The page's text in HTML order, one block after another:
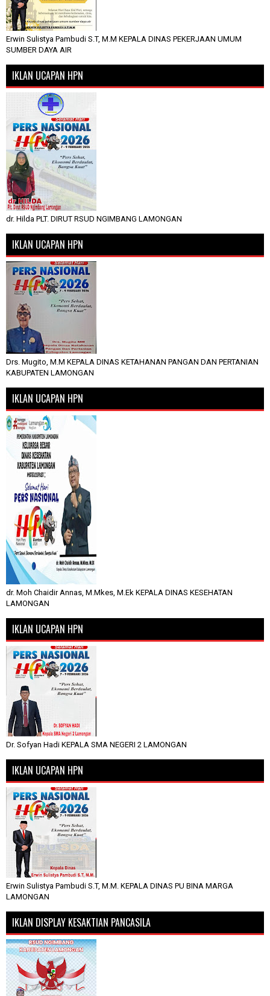
Erwin Sulistya Pambudi S.T, M.M KEPALA DINAS PEKERJAAN UMUM
SUMBER DAYA AIR
IKLAN UCAPAN HPN
dr. Hilda PLT. DIRUT RSUD NGIMBANG LAMONGAN
IKLAN UCAPAN HPN
Drs. Mugito, M.M KEPALA DINAS KETAHANAN PANGAN DAN PERTANIAN
KABUPATEN LAMONGAN
IKLAN UCAPAN HPN
dr. Moh Chaidir Annas, M.Mkes, M.Ek KEPALA DINAS KESEHATAN
LAMONGAN
IKLAN UCAPAN HPN
Dr. Sofyan Hadi KEPALA SMA NEGERI 2 LAMONGAN
IKLAN UCAPAN HPN
Erwin Sulistya Pambudi S.T, M.M. KEPALA DINAS PU BINA MARGA
LAMONGAN
IKLAN DISPLAY KESAKTIAN PANCASILA